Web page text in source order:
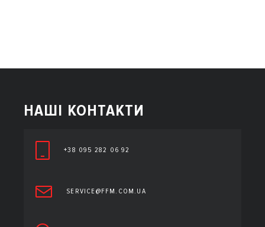
НАШІ КОНТАКТИ
+38 095 282 06 92
SERVICE@FFM.COM.UA